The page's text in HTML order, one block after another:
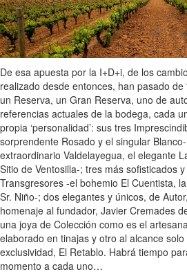
De esa apuesta por la I+D+i, de los
realizado desde entonces, han pasado
un Reserva, un Gran Reserva, uno de
referencias actuales de la bodega, cada
propia ‘personalidad’: sus tres
sorprendente Rosado y el singular
extraordinario Valdelayegua, el elegante
Sitio de Ventosilla-; tres más sofisticados
Transgresores -el bohemio El Cuentista,
Sr. Niño-; dos elegantes y únicos, de
homenaje al fundador, Javier Cremades
una joya de Colección como es el
elaborado en tinajas y otro al alcance
exclusividad, El Retablo. Habrá tiempo
momento a cada uno…